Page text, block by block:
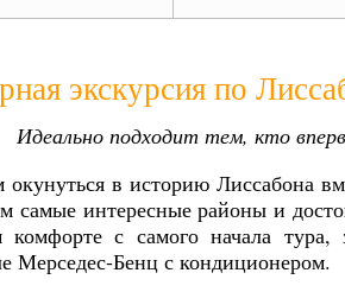
экскурсия по
Идеально подходит тем, кто
окунуться в историю Лиссабона
самые интересные районы и
с самого начала тура,
Мерседес-Бенц с кондиционером.